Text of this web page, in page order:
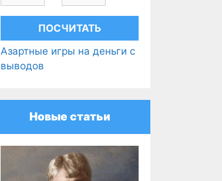
Азартные игры на деньги с
выводов
Новые статьи